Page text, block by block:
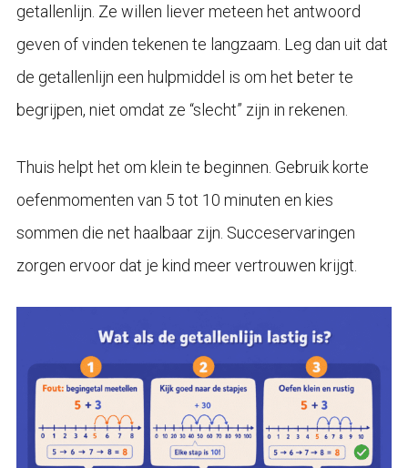
getallenlijn. Ze willen liever meteen het antwoord
geven of vinden tekenen te langzaam. Leg dan uit dat
de getallenlijn een hulpmiddel is om het beter te
begrijpen, niet omdat ze “slecht” zijn in rekenen.
Thuis helpt het om klein te beginnen. Gebruik korte
oefenmomenten van 5 tot 10 minuten en kies
sommen die net haalbaar zijn. Succeservaringen
zorgen ervoor dat je kind meer vertrouwen krijgt.